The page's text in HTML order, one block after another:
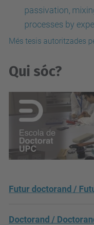
passivation,
processes by
Més tesis autoritzades
Qui sóc?
Futur doctorand /
Doctorand /